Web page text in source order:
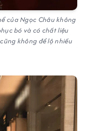
của Ngọc Châu không
bó và có chất liệu
không để lộ nhiều